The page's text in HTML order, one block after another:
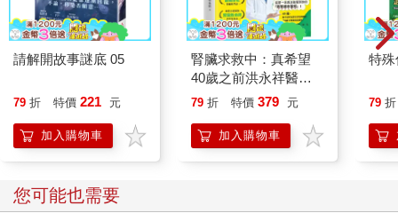
請解開故事謎底 05
79 折 特價 221 元
加入購物車
腎臟求救中：真希望
40歲之前洪永祥醫師
就告訴我這些事
79 折 特價 379 元
加入購物車
特
79 折
您可能也需要